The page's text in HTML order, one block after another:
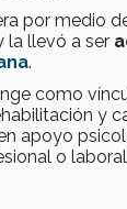
por medio
la llevó a ser
.
como
y
apoyo
o